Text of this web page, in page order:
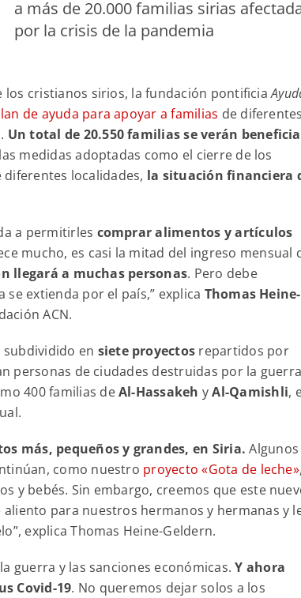
a más de 20.000 familias sirias
por la crisis de la pandemia
los cristianos sirios, la fundación pontificia
de ayuda para apoyar a familias de
Un total de 20.550 familias se verán
medidas adoptadas como el cierre de los
localidades, la situación financiera
a permitirles comprar alimentos y artículos
mucho, es casi la mitad del ingreso mensual
llegará a muchas personas. Pero debe
extienda por el país,” explica Thomas Heine-
ACN.
subdividido en siete proyectos repartidos por
personas de ciudades destruidas por la
400 familias deAl-Hassakeh yAl-Qamishli,
más, pequeños y grandes, en Siria. Algunos
como nuestro proyecto «Gota de leche»
y bebés. Sin embargo, creemos que este
para nuestros hermanos y hermanas y
explica Thomas Heine-Geldern.
guerra y las sanciones económicas.Y ahora
Covid-19. No queremos dejar solos a los